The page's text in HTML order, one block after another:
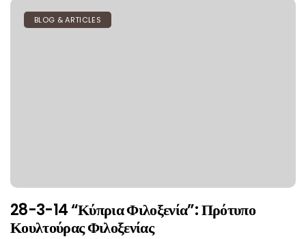
BLOG & ARTICLES
28-3-14 “Κύπρια Φιλοξενία”: Πρότυπο
Κουλτούρας Φιλοξενίας